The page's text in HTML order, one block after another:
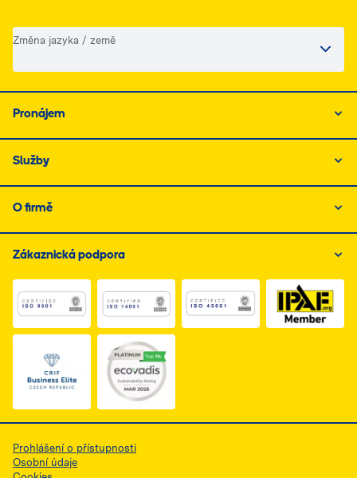
Změna jazyka / země
Pronájem
Služby
O firmě
Zákaznická podpora
Link do dokumentu PDF z certyfikatem ISO 1, otwiera
Link do dokumentu PDF z certyfikatem
Link do dokumentu
Link do dokumentu PDF z certyfikatem Business
Prohlášení o přístupnosti
Osobní údaje